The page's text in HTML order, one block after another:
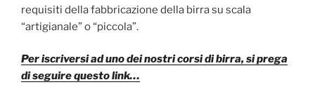
requisiti della fabbricazione della birra su scala
“artigianale” o “piccola”.
Per iscriversi ad uno dei nostri corsi di birra, si prega
di seguire questo link…